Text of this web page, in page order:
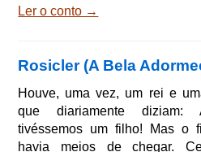
se tinha extraviado.
uma velha com a cabeça
era uma bruxa. - Boa mulher, -
ele, - não poderíeis
caminho através da floresta? -
Majestade, - respondeu ela - po
Ler o conto →
Rosicler (A Bela
Houve, uma vez, um rei e
que diariamente diziam:
tivéssemos um filho! Mas o
havia meios de chegar.